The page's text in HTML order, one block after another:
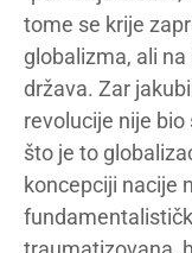
tome se krije
globalizma, ali
država. Zar
revolucije nije
što je to
koncepciji nacije